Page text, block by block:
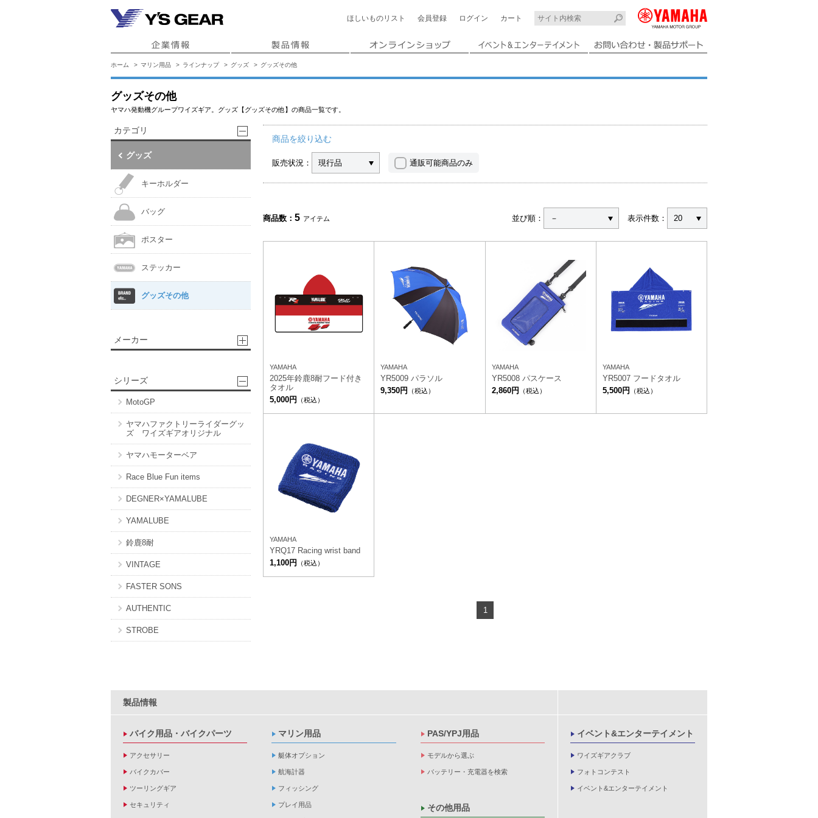
ほしいもの リスト 会員登録 ログイン カート
ホーム マリン用品 ラインナップ グッズ グッズその他
グッズその他
ヤマハ発動機グループワイズギア。グッズ【グッズその他】の商品一覧です。
商品を絞り込む
販売状況： 現行品 通販可能商品のみ
商品数：5 アイテム 並び順： － 表示件数： 20
YAMAHA
2025年鈴鹿8耐フード付き
タオル
5,000円
（税込）
YAMAHA
YR5009 パラソル
9,350円
（税込）
YAMAHA
YR5008 パスケース
2,860円
（税込）
YAMAHA
YR5007 フードタオル
5,500円
（税込）
YAMAHA
YRQ17 Racing wrist band
1,100円
（税込）
1
カテゴリ
グッズ
キーホルダー
バッグ
ポスター
ステッカー
グッズその他
メーカー
シリーズ
MotoGP
ヤマハファクトリーライダーグッ
ズ ワイズギアオリジナル
ヤマハモーターベア
Race Blue Fun items
DEGNER×YAMALUBE
YAMALUBE
鈴鹿8耐
VINTAGE
FASTER SONS
AUTHENTIC
STROBE
製品情報
バイク用品・バイクパーツ
アクセサリー
バイクカバー
ツーリングギア
セキュリティ
マリン用品
艇体オプション
航海計器
フィッシング
プレイ用品
PAS/YPJ用品
モデルから選ぶ
バッテリー・充電器を検索
その他用品
イベント&エンターテイメント
ワイズギアクラブ
フォトコンテスト
イベント&エンターテイメント